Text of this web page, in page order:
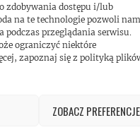
zdobywania dostępu i/lub
na te technologie pozwoli nam
podczas przeglądania serwisu.
ograniczyć niektóre
zapoznaj się z polityką
ZOBACZ PREFERENCJE
razu
pomoc,
muzyki.
tworząc
poczucia i
które